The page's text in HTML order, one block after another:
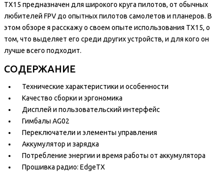
TX15 предназначен для широкого круга пилотов, от обычных
любителей FPV до опытных пилотов самолетов и планеров. В
этом обзоре я расскажу о своем опыте использования TX15, о
том, что выделяет его среди других устройств, и для кого он
лучше всего подходит.
СОДЕРЖАНИЕ
Технические характеристики и особенности
Качество сборки и эргономика
Дисплей и пользовательский интерфейс
Гимбалы AG02
Переключатели и элементы управления
Аккумулятор и зарядка
Потребление энергии и время работы от аккумулятора
Прошивка радио: EdgeTX